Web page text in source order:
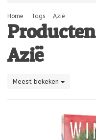
Home Tags Azië
Azië
Meest bekeken